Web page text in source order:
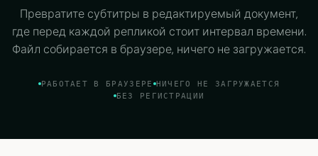
Превратите субтитры в редактируемый документ,
где перед каждой репликой стоит интервал времени.
Файл собирается в браузере, ничего не загружается.
РАБОТАЕТ В БРАУЗЕРЕ НИЧЕГО НЕ ЗАГРУЖАЕТСЯ
БЕЗ РЕГИСТРАЦИИ